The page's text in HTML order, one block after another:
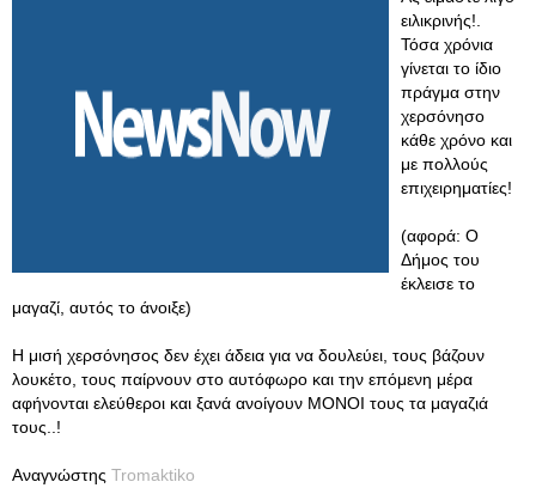
ειλικρινής!.
Τόσα χρόνια
γίνεται το ίδιο
πράγμα στην
χερσόνησο
κάθε χρόνο και
με πολλούς
επιχειρηματίες!
(αφορά: Ο
Δήμος του
έκλεισε το
μαγαζί, αυτός το άνοιξε)
Η μισή χερσόνησος δεν έχει άδεια για να δουλεύει, τους βάζουν
λουκέτο, τους παίρνουν στο αυτόφωρο και την επόμενη μέρα
αφήνονται ελεύθεροι και ξανά ανοίγουν ΜΟΝΟΙ τους τα μαγαζιά
τους..!
Αναγνώστης Tromaktiko